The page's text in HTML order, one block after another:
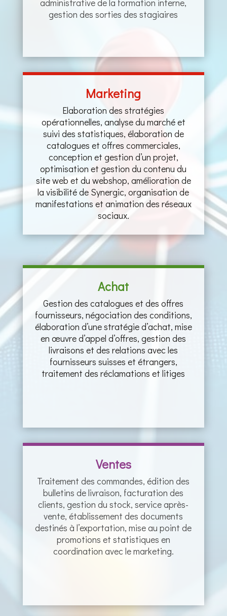
administrative de la formation interne,
gestion des sorties des stagiaires
Marketing
Elaboration des stratégies
opérationnelles, analyse du marché et
suivi des statistiques, élaboration de
catalogues et offres commerciales,
conception et gestion d’un projet,
optimisation et gestion du contenu du
site web et du webshop, amélioration de
la visibilité de Synergic, organisation de
manifestations et animation des réseaux
sociaux.
Achat
Gestion des catalogues et des offres
fournisseurs, négociation des conditions,
élaboration d’une stratégie d’achat, mise
en œuvre d’appel d’offres, gestion des
livraisons et des relations avec les
fournisseurs suisses et étrangers,
traitement des réclamations et litiges
Ventes
Traitement des commandes, édition des
bulletins de livraison, facturation des
clients, gestion du stock, service après-
vente, établissement des documents
destinés à l’exportation, mise au point de
promotions et statistiques en
coordination avec le marketing.